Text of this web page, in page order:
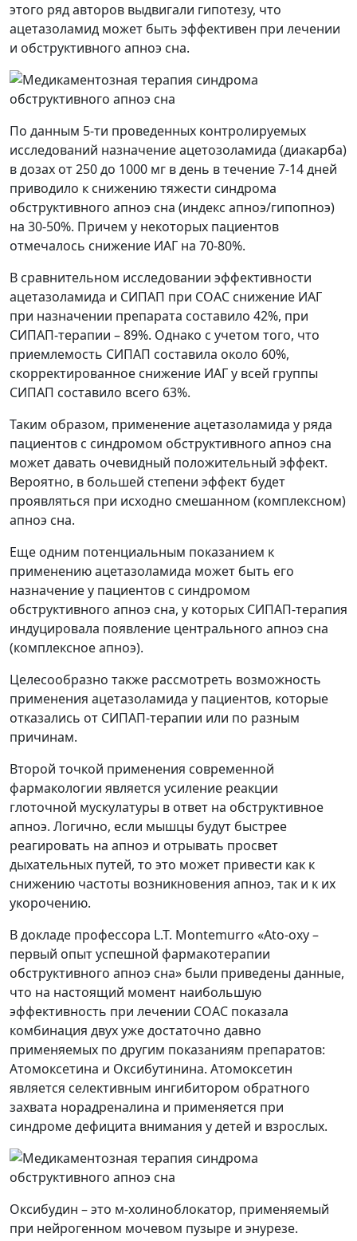
этого ряд авторов выдвигали гипотезу, что
ацетазоламид может быть эффективен при лечении
и обструктивного апноэ сна.
По данным 5-ти проведенных контролируемых
исследований назначение ацетозоламида (диакарба)
в дозах от 250 до 1000 мг в день в течение 7-14 дней
приводило к снижению тяжести синдрома
обструктивного апноэ сна (индекс апноэ/гипопноэ)
на 30-50%. Причем у некоторых пациентов
отмечалось снижение ИАГ на 70-80%.
В сравнительном исследовании эффективности
ацетазоламида и СИПАП при СОАС снижение ИАГ
при назначении препарата составило 42%, при
СИПАП-терапии – 89%. Однако с учетом того, что
приемлемость СИПАП составила около 60%,
скорректированное снижение ИАГ у всей группы
СИПАП составило всего 63%.
Таким образом, применение ацетазоламида у ряда
пациентов с синдромом обструктивного апноэ сна
может давать очевидный положительный эффект.
Вероятно, в большей степени эффект будет
проявляться при исходно смешанном (комплексном)
апноэ сна.
Еще одним потенциальным показанием к
применению ацетазоламида может быть его
назначение у пациентов с синдромом
обструктивного апноэ сна, у которых СИПАП-терапия
индуцировала появление центрального апноэ сна
(комплексное апноэ).
Целесообразно также рассмотреть возможность
применения ацетазоламида у пациентов, которые
отказались от СИПАП-терапии или по разным
причинам.
Второй точкой применения современной
фармакологии является усиление реакции
глоточной мускулатуры в ответ на обструктивное
апноэ. Логично, если мышцы будут быстрее
реагировать на апноэ и отрывать просвет
дыхательных путей, то это может привести как к
снижению частоты возникновения апноэ, так и к их
укорочению.
В докладе профессора L.T. Montemurro «Ato-oxy –
первый опыт успешной фармакотерапии
обструктивного апноэ сна» были приведены данные,
что на настоящий момент наибольшую
эффективность при лечении СОАС показала
комбинация двух уже достаточно давно
применяемых по другим показаниям препаратов:
Атомоксетина и Оксибутинина. Атомоксетин
является селективным ингибитором обратного
захвата норадреналина и применяется при
синдроме дефицита внимания у детей и взрослых.
Оксибудин – это м-холиноблокатор, применяемый
при нейрогенном мочевом пузыре и энурезе.